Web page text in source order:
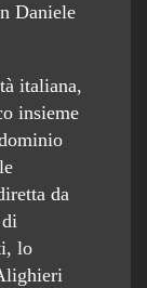
Daniele
italiana,
insieme
da
lo